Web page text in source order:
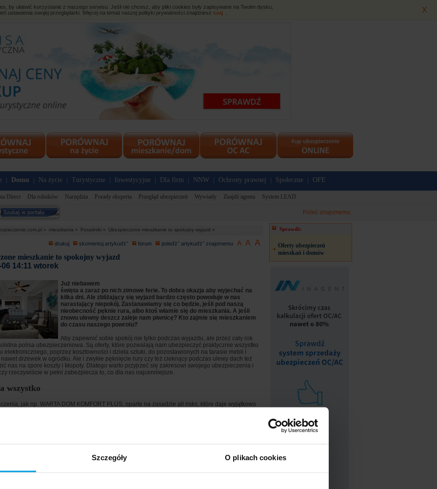
Szczegóły O plikach cookies
X
by ułatwić korzystanie z naszego serwisu. Jeśli nie chcesz, aby pliki cookies były zapisywane na Twoim dysku,
ustawienia swojej przeglądarki. Więcej na temat naszej polityki prywatności znajdziesz tutaj
Domu Na życie Turystyczne Inwestycyjne Dla firm NNW Ochrony prawnej Społeczne OFE
Direct Dla rolników Narzędzia Porady eksperta Przegląd ubezpieczeń Wywiady Znajdź agenta System LEAD
Poleć znajomemu
» mieszkania » Poradniki » Ubezpieczone mieszkanie to spokojny wyjazd »
drukuj skomentuj artykuďż˝ forum poleďż˝ artykuďż˝ znajomemu A A A
mieszkanie to spokojny wyjazd
14:11 wtorek
Już niebawem
święta a zaraz po nich zimowe ferie. To dobra okazja aby wyjechać na
kilka dni. Ale zbliżający się wyjazd bardzo często powoduje w nas
narastający niepokój. Zastanawiamy się co będzie, jeśli pod naszą
nieobecność pęknie rura, albo ktoś włamie się do mieszkania. A jeśli
znowu ulewny deszcz zaleje nam piwnicę? Kto zajmie się mieszkaniem
do czasu naszego powrotu?
Aby zapewnić sobie spokój nie tylko podczas wyjazdu, ale przez cały rok
polisa ubezpieczeniowa. Są oferty, które pozwalają nam ubezpieczyć praktycznie wszystko
elektronicznego, poprzez kosztowności i dzieła sztuki, do pozostawionych na tarasie mebli i
drzewek w ogródku. Ale i zwykłe pęknięcie rury czy też cieknący podczas ulewy dach też
nas na spore koszty i kłopoty. Dlatego warto przyjrzeć się zakresowi swojego ubezpieczenia i
rzeczywiście w pełni zabezpiecza to, co dla nas najcenniejsze.
wszystko
jak np. WARTA DOM KOMFORT PLUS, oparte na zasadzie all risks, które daje wyjątkowo
z nieruchomością. Ale co ciekawe, z takiej polisy możemy skorzystać także podczas wyjazdu.
nagłego zachorowania każdego z domowników. Szczególnie podczas zimowych wyjazdów,
Sprawdź:
Oferty ubezpieczeń
mieszkań i domów